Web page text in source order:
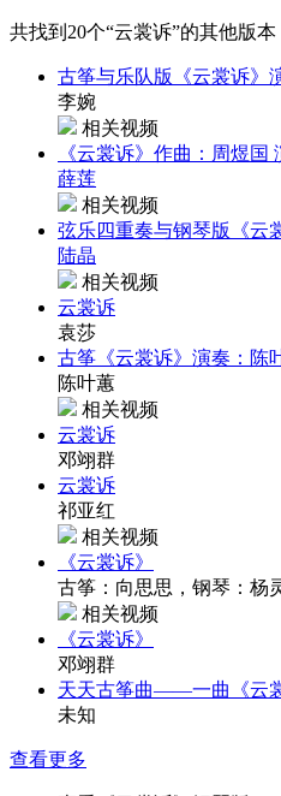
共找到 20个“云裳诉”的其他版本
古筝与乐队版《云裳诉》
李婉
相关视频
《云裳诉》作曲：周煜
薛莲
相关视频
弦乐四重奏与钢琴版《云
陆晶
相关视频
云裳诉
袁莎
古筝《云裳诉》演奏：陈
陈叶蕙
相关视频
云裳诉
邓翊群
云裳诉
祁亚红
相关视频
《云裳诉》
古筝：向思思，钢琴：杨
相关视频
《云裳诉》
邓翊群
天天古筝曲——一曲《云
未知
查看更多